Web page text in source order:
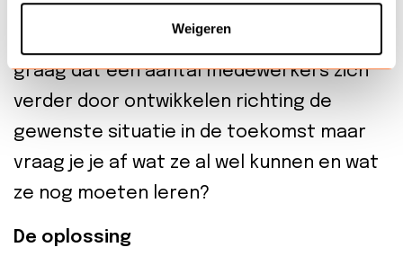
Weigeren
niet zonder de juiste training of
begeleiding aankunnen? Wil je
graag dat een aantal medewerkers zich
verder door ontwikkelen richting de
gewenste situatie in de toekomst maar
vraag je je af wat ze al wel kunnen en wat
ze nog moeten leren?
De oplossing